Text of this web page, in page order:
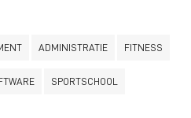
ADMINISTRATIE FITNESS
SPORTSCHOOL